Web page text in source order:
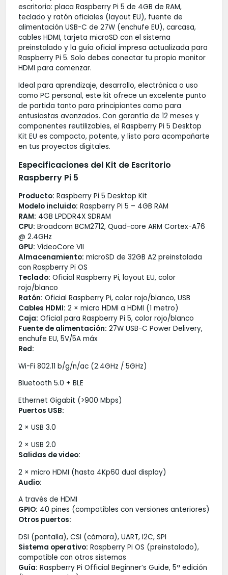
escritorio: placa Raspberry Pi 5 de 4GB de RAM,
teclado y ratón oficiales (layout EU), fuente de
alimentación USB-C de 27W (enchufe EU), carcasa,
cables HDMI, tarjeta microSD con el sistema
preinstalado y la guía oficial impresa actualizada para
Raspberry Pi 5. Solo debes conectar tu propio monitor
HDMI para comenzar.
Ideal para aprendizaje, desarrollo, electrónica o uso
como PC personal, este kit ofrece un excelente punto
de partida tanto para principiantes como para
entusiastas avanzados. Con garantía de 12 meses y
componentes reutilizables, el Raspberry Pi 5 Desktop
Kit EU es compacto, potente, y listo para acompañarte
en tus proyectos digitales.
Especificaciones del Kit de Escritorio
Raspberry Pi 5
Producto: Raspberry Pi 5 Desktop Kit
Modelo incluido: Raspberry Pi 5 – 4GB RAM
RAM: 4GB LPDDR4X SDRAM
CPU: Broadcom BCM2712, Quad-core ARM Cortex-A76
@ 2.4GHz
GPU: VideoCore VII
Almacenamiento: microSD de 32GB A2 preinstalada
con Raspberry Pi OS
Teclado: Oficial Raspberry Pi, layout EU, color
rojo/blanco
Ratón: Oficial Raspberry Pi, color rojo/blanco, USB
Cables HDMI: 2 × micro HDMI a HDMI (1 metro)
Caja: Oficial para Raspberry Pi 5, color rojo/blanco
Fuente de alimentación: 27W USB-C Power Delivery,
enchufe EU, 5V/5A máx
Red:
Wi-Fi 802.11 b/g/n/ac (2.4GHz / 5GHz)
Bluetooth 5.0 + BLE
Ethernet Gigabit (>900 Mbps)
Puertos USB:
2 × USB 3.0
2 × USB 2.0
Salidas de video:
2 × micro HDMI (hasta 4Kp60 dual display)
Audio:
A través de HDMI
GPIO: 40 pines (compatibles con versiones anteriores)
Otros puertos:
DSI (pantalla), CSI (cámara), UART, I2C, SPI
Sistema operativo: Raspberry Pi OS (preinstalado),
compatible con otros sistemas
Guía: Raspberry Pi Official Beginner’s Guide, 5ª edición